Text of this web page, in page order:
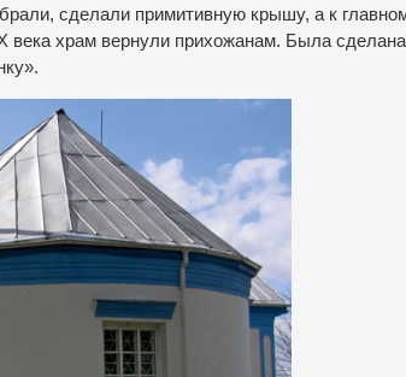
сделали примитивную крышу, а к
века храм вернули прихожанам. Была сделана